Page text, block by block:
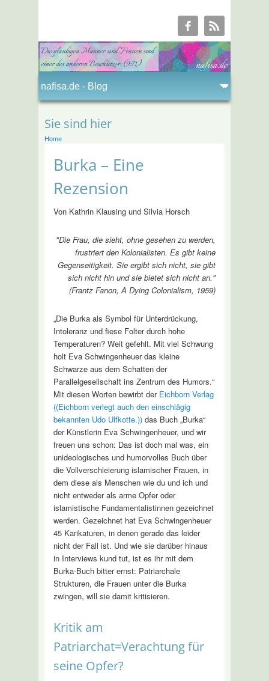
Sie sind hier
Home
Burka – Eine
Rezension
Von Kathrin Klausing und Silvia Horsch
"Die Frau, die sieht, ohne gesehen zu werden,
frustriert den Kolonialisten. Es gibt keine
Gegenseitigkeit. Sie ergibt sich nicht, sie gibt
sich nicht hin und sie bietet sich nicht an."
(Frantz Fanon, A Dying Colonialism, 1959)
„Die Burka als Symbol für Unterdrückung,
Intoleranz und fiese Folter durch hohe
Temperaturen? Weit gefehlt. Mit viel Schwung
holt Eva Schwingenheuer das kleine
Schwarze aus dem Schatten der
Parallelgesellschaft ins Zentrum des Humors.“
Mit diesen Worten bewirbt der Eichborn Verlag
((Eichborn verlegt auch den einschlägig
bekannten Udo Ulfkotte.))das Buch „Burka“
der Künstlerin Eva Schwingenheuer, und wir
freuen uns schon: Das ist doch mal was, ein
unideologisches und humorvolles Buch über
die Vollverschleierung islamischer Frauen, in
dem diese als Menschen wie du und ich und
nicht entweder als arme Opfer oder
islamistische Fundamentalistinnen gezeichnet
werden. Gezeichnet hat Eva Schwingenheuer
45 Karikaturen, in denen gerade das leider
nicht der Fall ist. Und wie sie darüber hinaus
in Interviews kund tut, ist es ihr mit dem
Burka-Buch bitter ernst: Patriarchale
Strukturen, die Frauen unter die Burka
zwingen, will sie damit kritisieren.
Kritik am
Patriarchat=Verachtung für
seine Opfer?